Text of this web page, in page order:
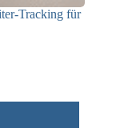
Tracking für